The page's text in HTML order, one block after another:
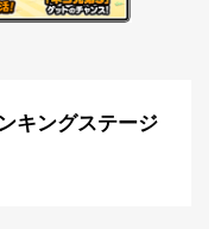
キングステージ